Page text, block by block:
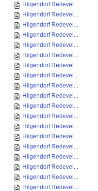
Hilgendorf Redevel...
Hilgendorf Redevel...
Hilgendorf Redevel...
Hilgendorf Redevel...
Hilgendorf Redevel...
Hilgendorf Redevel...
Hilgendorf Redevel...
Hilgendorf Redevel...
Hilgendorf Redevel...
Hilgendorf Redevel...
Hilgendorf Redevel...
Hilgendorf Redevel...
Hilgendorf Redevel...
Hilgendorf Redevel...
Hilgendorf Redevel...
Hilgendorf Redevel...
Hilgendorf Redevel...
Hilgendorf Redevel...
Hilgendorf Redevel...